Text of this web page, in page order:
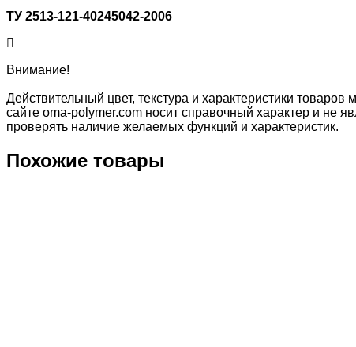
ТУ 2513-121-40245042-2006
Внимание!
Действительный цвет, текстура и характеристики
сайте oma-polymer.com носит справочный характер и не
проверять наличие желаемых функций и характеристик.
Похожие товары